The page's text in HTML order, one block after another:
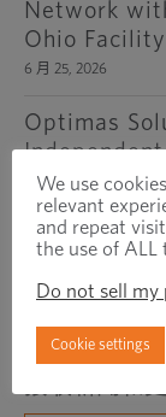
Network
Ohio Facility
6 月 25, 2026
Optimas
2 月 3, 2026
1 月 8, 2026
We use
relevant
and repeat
the use of ALL
Do not sell my
Cookie settings